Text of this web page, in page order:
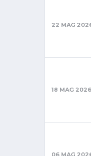
22 MAG
18 MAG 2026
06 MAG